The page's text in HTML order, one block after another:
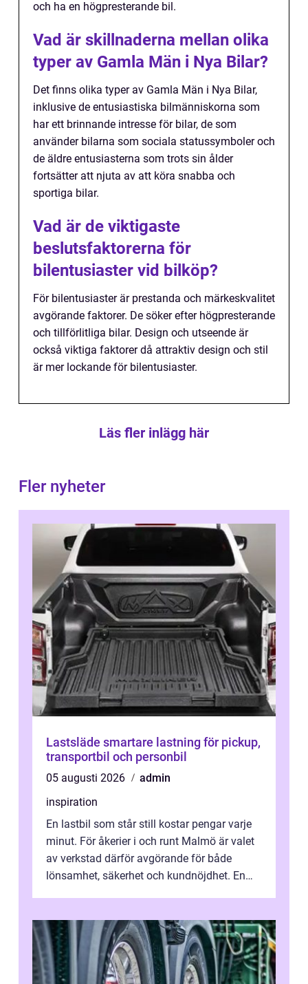
och ha en högpresterande bil.
Vad är skillnaderna mellan olika
typer av Gamla Män i Nya Bilar?
Det finns olika typer av Gamla Män i Nya Bilar,
inklusive de entusiastiska bilmänniskorna som
har ett brinnande intresse för bilar, de som
använder bilarna som sociala statussymboler och
de äldre entusiasterna som trots sin ålder
fortsätter att njuta av att köra snabba och
sportiga bilar.
Vad är de viktigaste
beslutsfaktorerna för
bilentusiaster vid bilköp?
För bilentusiaster är prestanda och märkeskvalitet
avgörande faktorer. De söker efter högpresterande
och tillförlitliga bilar. Design och utseende är
också viktiga faktorer då attraktiv design och stil
är mer lockande för bilentusiaster.
Läs fler inlägg här
Fler nyheter
Lastsläde smartare lastning för pickup,
transportbil och personbil
05 augusti 2026
admin
inspiration
En lastbil som står still kostar pengar varje
minut. För åkerier i och runt Malmö är valet
av verkstad därför avgörande för både
lönsamhet, säkerhet och kundnöjdhet. En